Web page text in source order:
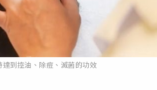
到控油、除痘、滅菌的功效